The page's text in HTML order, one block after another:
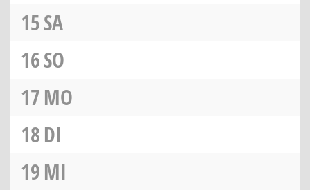
15SA
16SO
17MO
18DI
19MI